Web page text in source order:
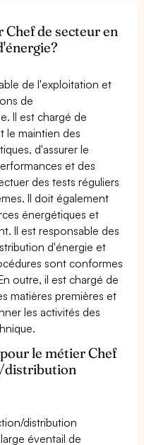
de secteur en
de l'exploitation et
de
Il est chargé de
le maintien des
d'assurer le
et des
des tests réguliers
Il doit également
énergétiques et
Il est responsable des
d'énergie et
sont conformes
outre, il est chargé de
matières premières et
les activités des
le métier Chef
distribution
distribution
éventail de